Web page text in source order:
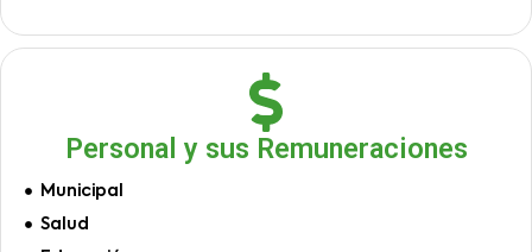
Personal y sus Remuneraciones
Municipal
Salud